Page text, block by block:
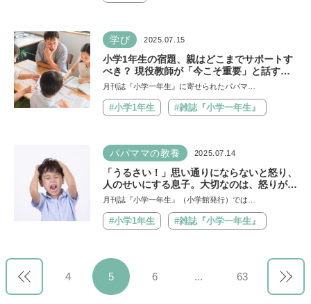
学び 2025.07.15
小学1年生の宿題、親はどこまでサポートす
べき？ 現役教師が「今こそ重要」と話すワ
ケ、学習習慣づくりの3つのコツとは？
月刊誌『小学一年生』に寄せられたパパマ…
#小学1年生 #雑誌『小学一年生』
パパママの教養 2025.07.14
「うるさい！」思い通りにならないと怒り、
人のせいにする息子。大切なのは、怒りがお
さまるまで“待つ”こと【専門医が回答】
月刊誌『小学一年生』（小学館発行）では…
#小学1年生 #雑誌『小学一年生』
4 5 6 ... 63